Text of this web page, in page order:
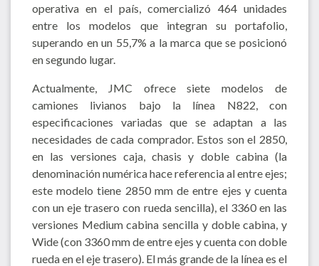
operativa en el país, comercializó 464 unidades
entre los modelos que integran su portafolio,
superando en un 55,7% a la marca que se posicionó
en segundo lugar.
Actualmente, JMC ofrece siete modelos de
camiones livianos bajo la línea N822, con
especificaciones variadas que se adaptan a las
necesidades de cada comprador. Estos son el 2850,
en las versiones caja, chasis y doble cabina (la
denominación numérica hace referencia al entre ejes;
este modelo tiene 2850 mm de entre ejes y cuenta
con un eje trasero con rueda sencilla), el 3360 en las
versiones Medium cabina sencilla y doble cabina, y
Wide (con 3360 mm de entre ejes y cuenta con doble
rueda en el eje trasero). El más grande de la línea es el